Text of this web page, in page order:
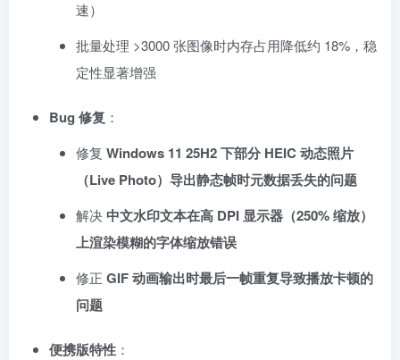
速）
批量处理 >3000 张图像时内存占用降低约 18%，稳
定性显著增强
Bug 修复 ：
修复 Windows 11 25H2 下部分 HEIC 动态照片
（Live Photo）导出静态帧时元数据丢失的问题
解决中文水印文本在高 DPI 显示器（250% 缩放）
上渲染模糊的字体缩放错误
修正 GIF 动画输出时最后一帧重复导致播放卡顿的
问题
便携版特性 ：